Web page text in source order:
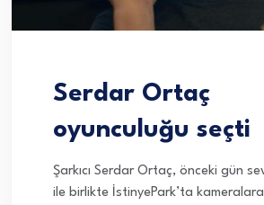
Serdar Ortaç
oyunculuğu seçti
Şarkıcı Serdar Ortaç, önceki gün
ile birlikte İstinyePark’ta kameralara